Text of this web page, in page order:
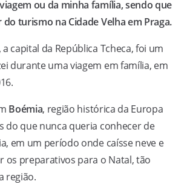
ou da minha família, sendo que
turismo na Cidade Velha em Praga.
capital da República Tcheca, foi um
durante uma viagem em família, em
Boémia, região histórica da Europa
do que nunca queria conhecer de
em um período onde caísse neve e
os preparativos para o Natal, tão
região.